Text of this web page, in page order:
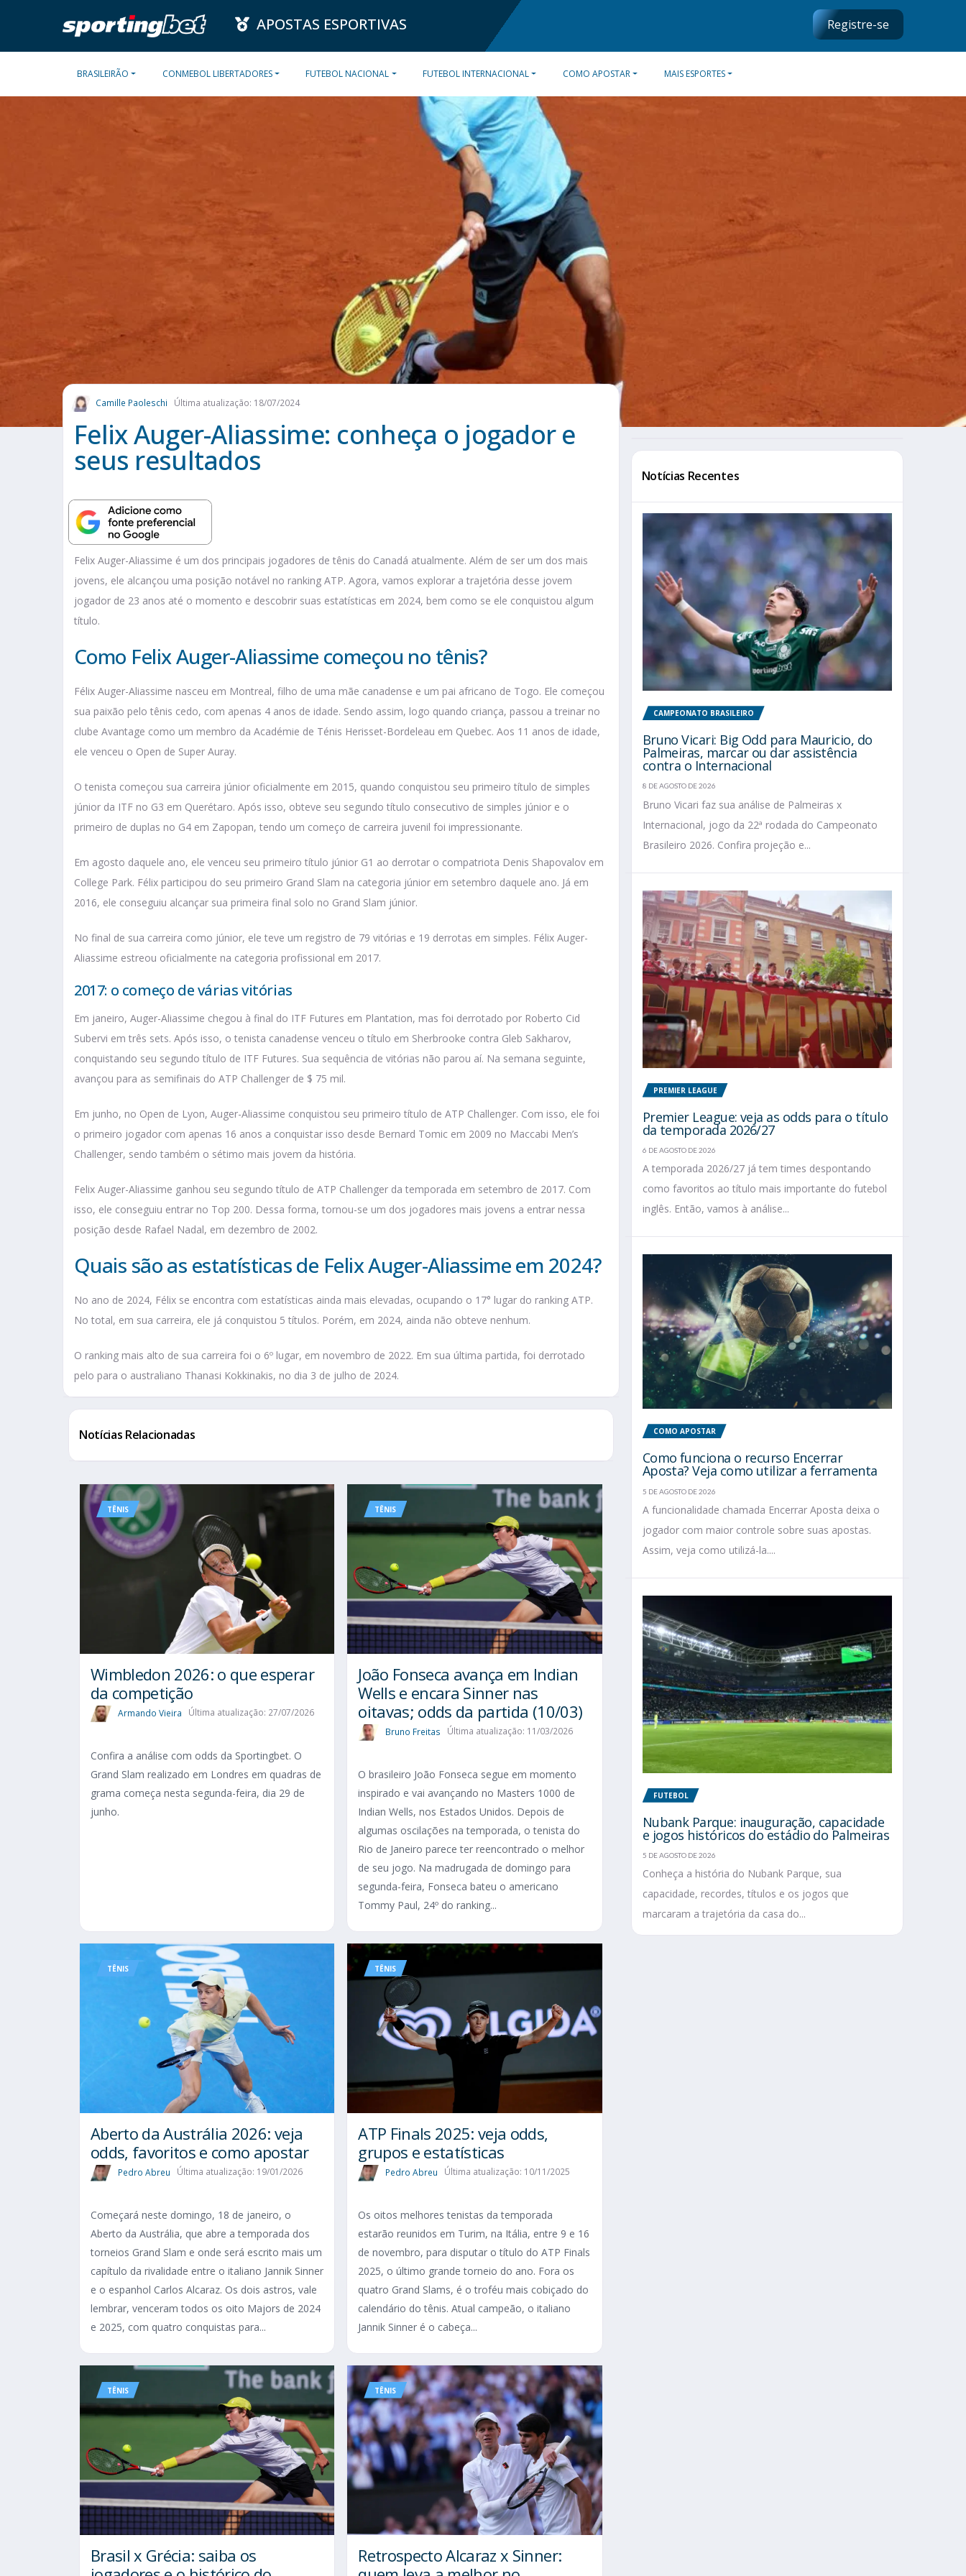
APOSTAS ESPORTIVAS Registre-se
BRASILEIRÃO CONMEBOL LIBERTADORES FUTEBOL NACIONAL FUTEBOL INTERNACIONAL COMO APOSTAR MAIS ESPORTES
Camille Paoleschi Última atualização: 18/07/2024
Felix Auger-Aliassime: conheça o jogador e
seus resultados
Felix Auger-Aliassime é um dos principais jogadores de tênis do Canadá atualmente. Além de ser um dos mais
jovens, ele alcançou uma posição notável no ranking ATP. Agora, vamos explorar a trajetória desse jovem
jogador de 23 anos até o momento e descobrir suas estatísticas em 2024, bem como se ele conquistou algum
título.
Como Felix Auger-Aliassime começou no tênis?
Félix Auger-Aliassime nasceu em Montreal, filho de uma mãe canadense e um pai africano de Togo. Ele começou
sua paixão pelo tênis cedo, com apenas 4 anos de idade. Sendo assim, logo quando criança, passou a treinar no
clube Avantage como um membro da Académie de Ténis Herisset-Bordeleau em Quebec. Aos 11 anos de idade,
ele venceu o Open de Super Auray.
O tenista começou sua carreira júnior oficialmente em 2015, quando conquistou seu primeiro título de simples
júnior da ITF no G3 em Querétaro. Após isso, obteve seu segundo título consecutivo de simples júnior e o
primeiro de duplas no G4 em Zapopan, tendo um começo de carreira juvenil foi impressionante.
Em agosto daquele ano, ele venceu seu primeiro título júnior G1 ao derrotar o compatriota Denis Shapovalov em
College Park. Félix participou do seu primeiro Grand Slam na categoria júnior em setembro daquele ano. Já em
2016, ele conseguiu alcançar sua primeira final solo no Grand Slam júnior.
No final de sua carreira como júnior, ele teve um registro de 79 vitórias e 19 derrotas em simples. Félix Auger-
Aliassime estreou oficialmente na categoria profissional em 2017.
2017: o começo de várias vitórias
Em janeiro, Auger-Aliassime chegou à final do ITF Futures em Plantation, mas foi derrotado por Roberto Cid
Subervi em três sets. Após isso, o tenista canadense venceu o título em Sherbrooke contra Gleb Sakharov,
conquistando seu segundo título de ITF Futures. Sua sequência de vitórias não parou aí. Na semana seguinte,
avançou para as semifinais do ATP Challenger de $ 75 mil.
Em junho, no Open de Lyon, Auger-Aliassime conquistou seu primeiro título de ATP Challenger. Com isso, ele foi
o primeiro jogador com apenas 16 anos a conquistar isso desde Bernard Tomic em 2009 no Maccabi Men’s
Challenger, sendo também o sétimo mais jovem da história.
Felix Auger-Aliassime ganhou seu segundo título de ATP Challenger da temporada em setembro de 2017. Com
isso, ele conseguiu entrar no Top 200. Dessa forma, tornou-se um dos jogadores mais jovens a entrar nessa
posição desde Rafael Nadal, em dezembro de 2002.
Quais são as estatísticas de Felix Auger-Aliassime em 2024?
No ano de 2024, Félix se encontra com estatísticas ainda mais elevadas, ocupando o 17° lugar do ranking ATP.
No total, em sua carreira, ele já conquistou 5 títulos. Porém, em 2024, ainda não obteve nenhum.
O ranking mais alto de sua carreira foi o 6º lugar, em novembro de 2022. Em sua última partida, foi derrotado
pelo para o australiano Thanasi Kokkinakis, no dia 3 de julho de 2024.
Notícias Relacionadas
TÊNIS
Wimbledon 2026: o que esperar
da competição
Armando Vieira Última atualização: 27/07/2026
Confira a análise com odds da Sportingbet. O
Grand Slam realizado em Londres em quadras de
grama começa nesta segunda-feira, dia 29 de
junho.
TÊNIS
João Fonseca avança em Indian
Wells e encara Sinner nas
oitavas; odds da partida (10/03)
Bruno Freitas Última atualização: 11/03/2026
O brasileiro João Fonseca segue em momento
inspirado e vai avançando no Masters 1000 de
Indian Wells, nos Estados Unidos. Depois de
algumas oscilações na temporada, o tenista do
Rio de Janeiro parece ter reencontrado o melhor
de seu jogo. Na madrugada de domingo para
segunda-feira, Fonseca bateu o americano
Tommy Paul, 24º do ranking...
TÊNIS
Aberto da Austrália 2026: veja
odds, favoritos e como apostar
Pedro Abreu Última atualização: 19/01/2026
Começará neste domingo, 18 de janeiro, o
Aberto da Austrália, que abre a temporada dos
torneios Grand Slam e onde será escrito mais um
capítulo da rivalidade entre o italiano Jannik Sinner
e o espanhol Carlos Alcaraz. Os dois astros, vale
lembrar, venceram todos os oito Majors de 2024
e 2025, com quatro conquistas para...
TÊNIS
ATP Finals 2025: veja odds,
grupos e estatísticas
Pedro Abreu Última atualização: 10/11/2025
Os oitos melhores tenistas da temporada
estarão reunidos em Turim, na Itália, entre 9 e 16
de novembro, para disputar o título do ATP Finals
2025, o último grande torneio do ano. Fora os
quatro Grand Slams, é o troféu mais cobiçado do
calendário do tênis. Atual campeão, o italiano
Jannik Sinner é o cabeça...
TÊNIS
Brasil x Grécia: saiba os
TÊNIS
Retrospecto Alcaraz x Sinner:
Notícias Recentes
CAMPEONATO BRASILEIRO
Bruno Vicari: Big Odd para Mauricio, do
Palmeiras, marcar ou dar assistência
contra o Internacional
8 DE AGOSTO DE 2026
Bruno Vicari faz sua análise de Palmeiras x
Internacional, jogo da 22ª rodada do Campeonato
Brasileiro 2026. Confira projeção e...
PREMIER LEAGUE
Premier League: veja as odds para o título
da temporada 2026/27
6 DE AGOSTO DE 2026
A temporada 2026/27 já tem times despontando
como favoritos ao título mais importante do futebol
inglês. Então, vamos à análise...
COMO APOSTAR
Como funciona o recurso Encerrar
Aposta? Veja como utilizar a ferramenta
5 DE AGOSTO DE 2026
A funcionalidade chamada Encerrar Aposta deixa o
jogador com maior controle sobre suas apostas.
Assim, veja como utilizá-la....
FUTEBOL
Nubank Parque: inauguração, capacidade
e jogos históricos do estádio do Palmeiras
5 DE AGOSTO DE 2026
Conheça a história do Nubank Parque, sua
capacidade, recordes, títulos e os jogos que
marcaram a trajetória da casa do...